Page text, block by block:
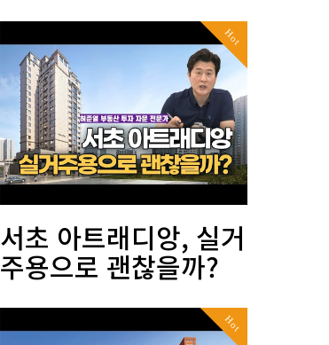
Hot
서초 아트래디앙, 실거
주용으로 괜찮을까?
Hot